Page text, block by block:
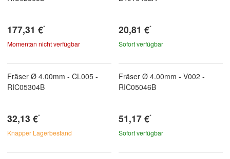
177,31 €*
Momentan nicht verfügbar
20,81 €*
Sofort verfügbar
Fräser Ø 4.00mm - CL005 -
RIC05304B
32,13 €*
Knapper Lagerbestand
Fräser Ø 4.00mm - V002 -
RIC05046B
51,17 €*
Sofort verfügbar